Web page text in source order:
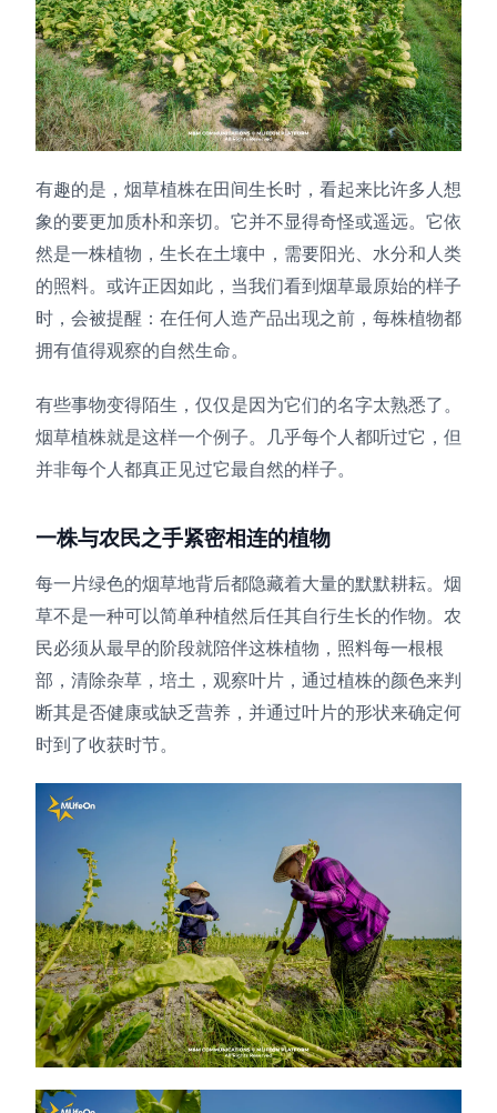
有趣的是，烟草植株在田间生长时，看起来比许多人想
象的要更加质朴和亲切。它并不显得奇怪或遥远。它依
然是一株植物，生长在土壤中，需要阳光、水分和人类
的照料。或许正因如此，当我们看到烟草最原始的样子
时，会被提醒：在任何人造产品出现之前，每株植物都
拥有值得观察的自然生命。
有些事物变得陌生，仅仅是因为它们的名字太熟悉了。
烟草植株就是这样一个例子。几乎每个人都听过它，但
并非每个人都真正见过它最自然的样子。
一株与农民之手紧密相连的植物
每一片绿色的烟草地背后都隐藏着大量的默默耕耘。烟
草不是一种可以简单种植然后任其自行生长的作物。农
民必须从最早的阶段就陪伴这株植物，照料每一根根
部，清除杂草，培土，观察叶片，通过植株的颜色来判
断其是否健康或缺乏营养，并通过叶片的形状来确定何
时到了收获时节。